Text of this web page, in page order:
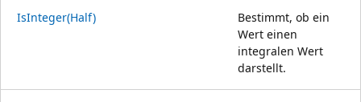
IsInteger(Half)
Bestimmt, ob ein
Wert einen
integralen Wert
darstellt.